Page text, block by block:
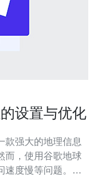
设置与优化
款强大的地理信息
而，使用谷歌地球
速度慢等问题。为